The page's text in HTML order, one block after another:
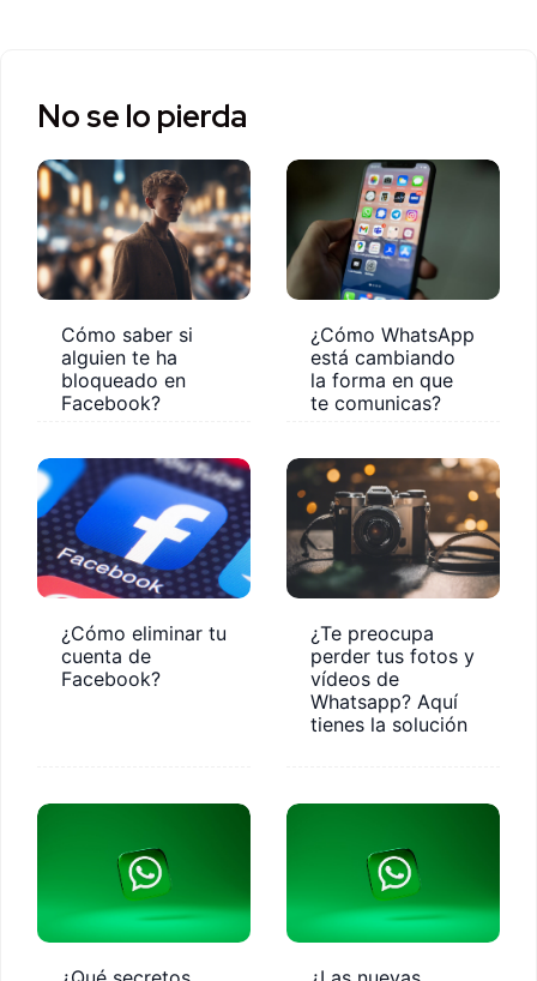
No se lo pierda
Cómo saber si
alguien te ha
bloqueado en
Facebook?
¿Cómo WhatsApp
está cambiando
la forma en que
te comunicas?
¿Cómo eliminar tu
cuenta de
Facebook?
¿Te preocupa
perder tus fotos y
vídeos de
Whatsapp? Aquí
tienes la solución